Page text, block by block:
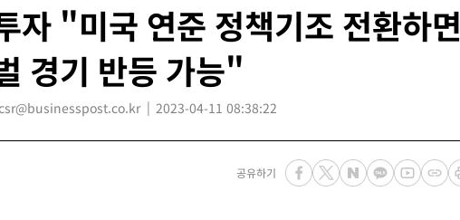
자 "미국 연준 정책기조 전환하면
경기 반등 가능"
2023-04-11 08:38:22
공유하기